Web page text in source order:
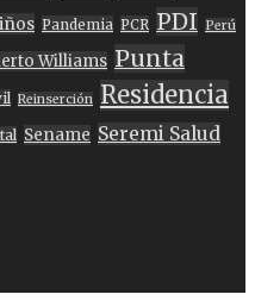
Pandemia PCR PDI Perú
Williams Punta
Reinserción Residencia
Sename Seremi Salud